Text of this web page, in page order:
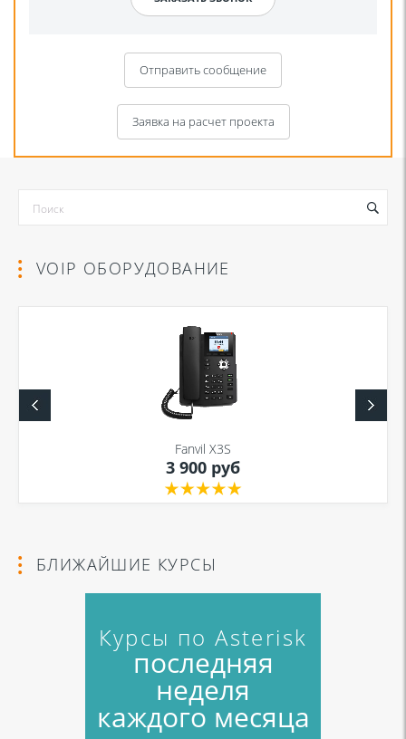
Отправить сообщение
Я даю согласие на обработку моих персональных данных для связи
Политикой в отношении обработки персональных
Политикой конфиденциальности
Заявка на расчет проекта
Я даю согласие на обработку моих персональных данных для связи
Политикой в отношении обработки персональных
VOIP ОБОРУДОВАНИЕ
Fanvil X3S
3 900 руб
БЛИЖАЙШИЕ КУРСЫ
Курсы по Asterisk
последняя
неделя
каждого месяца